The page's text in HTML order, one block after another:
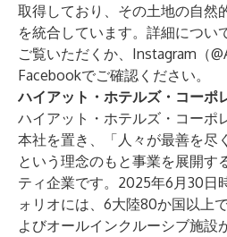
取得しており、その土地の自然
を統合しています。詳細につい
ご覧いただくか、Instagram（
Facebookでご確認ください。
ハイアット・ホテルズ・コーポ
ハイアット・ホテルズ・コーポ
本社を置き、「人々が最善を尽
という理念のもと事業を展開す
ティ企業です。2025年6月30日
ォリオには、6大陸80か国以上
よびオールインクルーシブ施設